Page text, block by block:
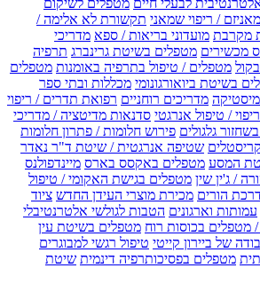
לבעלי חיים מטפלים לשיקום
/ ריפוי שמאני תקשורת לא אלימה /
מקרבת מועדוני בריאות / ספא מדריכי
מכשירים מטפלים בשיטת גרינברג תרפיה
מטפלים / טיפול בתרפיה באומנות מטפלים
בשיטת ביואורגונומי מכללות ובתי ספר
מדריכים רוחניים רפואת תדרים / ריפוי
ריפוי / טיפול אנרגטי סדנאות מדיטציה / מדריכי
גלגולים פירוש חלומות / פתרון חלומות
שטיפה אנרגטית / שיטת ד"ר נאדר
המסע מטפלים באקסס בארס מיינדפולנס
/ ג'ין שין מטפלים בגישת האקומי / טיפול
הורים מכירת מוצרי העידן החדש ציוד
עמותות וארגונים הטבות לגולשי אלטרנטיבלי
/ מטפלים בכוסות רוח מטפלים בשיטת עין
של ביירון קייטי טיפול רגשי למבוגרים
מטפלים בפסיכותרפיה דינמית שיטת